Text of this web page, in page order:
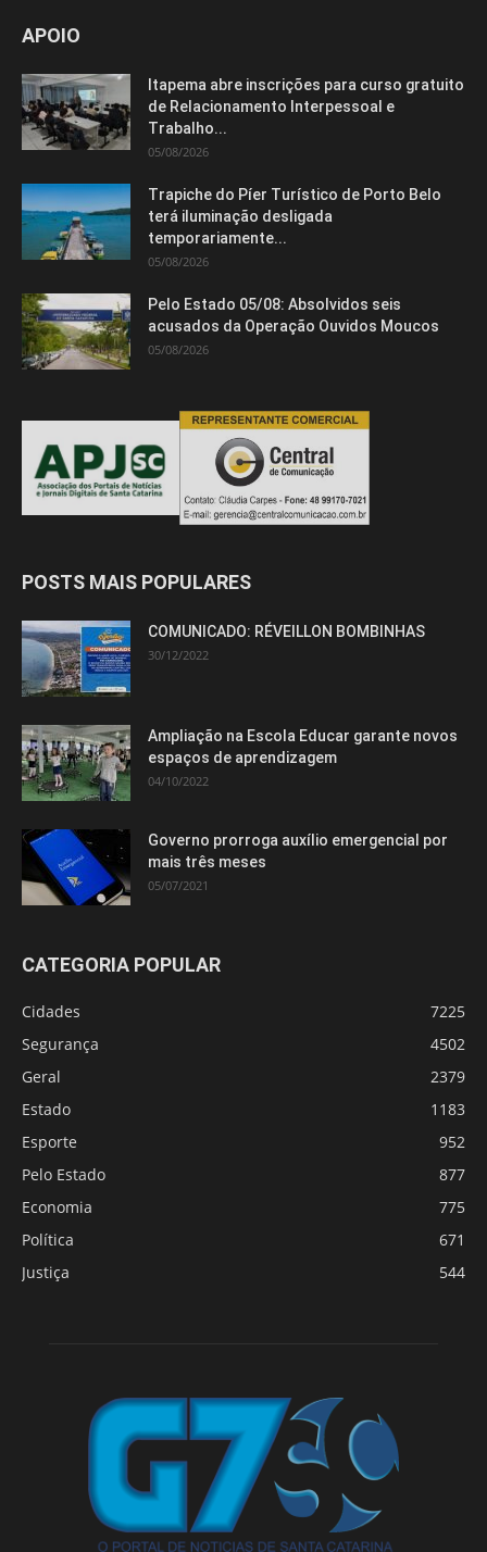
APOIO
Itapema abre inscrições para curso gratuito
de Relacionamento Interpessoal e
Trabalho...
05/08/2026
Trapiche do Píer Turístico de Porto Belo
terá iluminação desligada
temporariamente...
05/08/2026
Pelo Estado 05/08: Absolvidos seis
acusados da Operação Ouvidos Moucos
05/08/2026
POSTS MAIS POPULARES
COMUNICADO: RÉVEILLON BOMBINHAS
30/12/2022
Ampliação na Escola Educar garante novos
espaços de aprendizagem
04/10/2022
Governo prorroga auxílio emergencial por
mais três meses
05/07/2021
CATEGORIA POPULAR
Cidades
7225
Segurança
4502
Geral
2379
Estado
1183
Esporte
952
Pelo Estado
877
Economia
775
Política
671
Justiça
544
Isso vai fechar em15segundos